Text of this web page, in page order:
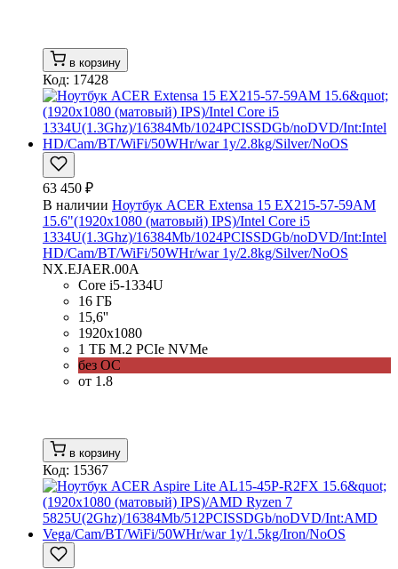
в корзину
Код: 17428
63 450 ₽
В наличии Ноутбук ACER Extensa 15 EX215-57-59AM
15.6"(1920x1080 (матовый) IPS)/Intel Core i5
1334U(1.3Ghz)/16384Mb/1024PCISSDGb/noDVD/Int:Intel
HD/Cam/BT/WiFi/50WHr/war 1y/2.8kg/Silver/NoOS
NX.EJAER.00A
Core i5-1334U
16 ГБ
15,6''
1920x1080
1 ТБ M.2 PCIe NVMe
без ОС
от 1.8
в корзину
Код: 15367